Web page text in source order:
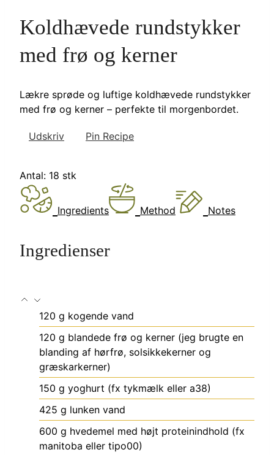
Koldhævede rundstykker
med frø og kerner
Lækre sprøde og luftige koldhævede rundstykker
med frø og kerner – perfekte til morgenbordet.
Udskriv Pin Recipe
Antal: 18 stk
Ingredients Method Notes
Ingredienser
120 g kogende vand
120 g blandede frø og kerner (jeg brugte en
blanding af hørfrø, solsikkekerner og
græskarkerner)
150 g yoghurt (fx tykmælk eller a38)
425 g lunken vand
600 g hvedemel med højt proteinindhold (fx
manitoba eller tipo00)